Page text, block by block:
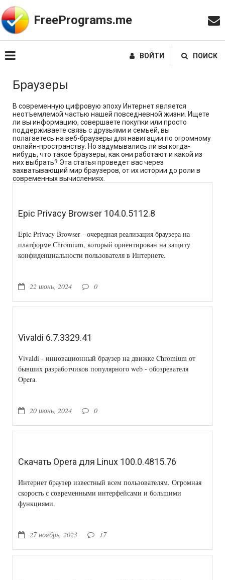
FreePrograms.me
ВОЙТИ ПОИСК
Браузеры
В современную цифровую эпоху Интернет является
неотъемлемой частью нашей повседневной жизни. Ищете
ли вы информацию, совершаете покупки или просто
поддерживаете связь с друзьями и семьей, вы
полагаетесь на веб-браузеры для навигации по огромному
онлайн-пространству. Но задумывались ли вы когда-
нибудь, что такое браузеры, как они работают и какой из
них выбрать? Эта статья проведет вас через
захватывающий мир браузеров, от их истории до роли в
современных вычислениях.
Epic Privacy Browser 104.0.5112.8
Epic Privacy Browser - очередная реализация браузера на
платформе Chromium, который ориентирован на защиту
конфиденциальности пользователя в Интернете.
22 июнь, 2024 0
Vivaldi 6.7.3329.41
Vivaldi - инновационный браузер на движке Chromium от
бывших разработчиков популярного web - обозревателя
Opera.
20 июнь, 2024 0
Скачать Opera для Linux 100.0.4815.76
Интернет браузер известный всем пользователям. Огромная
скорость с современными интерфейсами и большими
функциями.
27 ноябрь, 2023 17